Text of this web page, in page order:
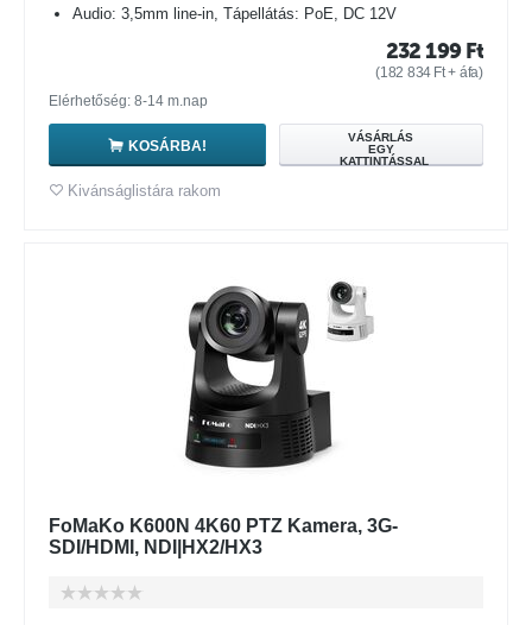
Audio: 3,5mm line-in, Tápellátás: PoE, DC 12V
232 199 Ft
(182 834 Ft+ áfa)
Elérhetőség: 8-14 m.nap
KOSÁRBA!
VÁSÁRLÁS
EGY
KATTINTÁSSAL
Kivánságlistára rakom
FoMaKo K600N 4K60 PTZ Kamera, 3G-
SDI/HDMI, NDI|HX2/HX3